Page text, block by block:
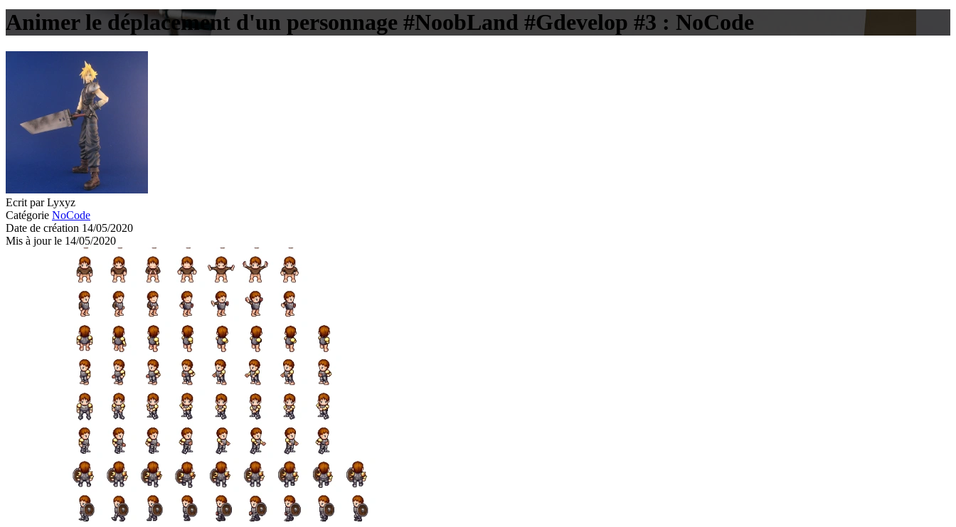
Animer le déplacement d'un personnage #NoobLand #Gdevelop #3 : NoCode
Ecrit par Lyxyz
Catégorie NoCode
Date de création 14/05/2020
Mis à jour le 14/05/2020